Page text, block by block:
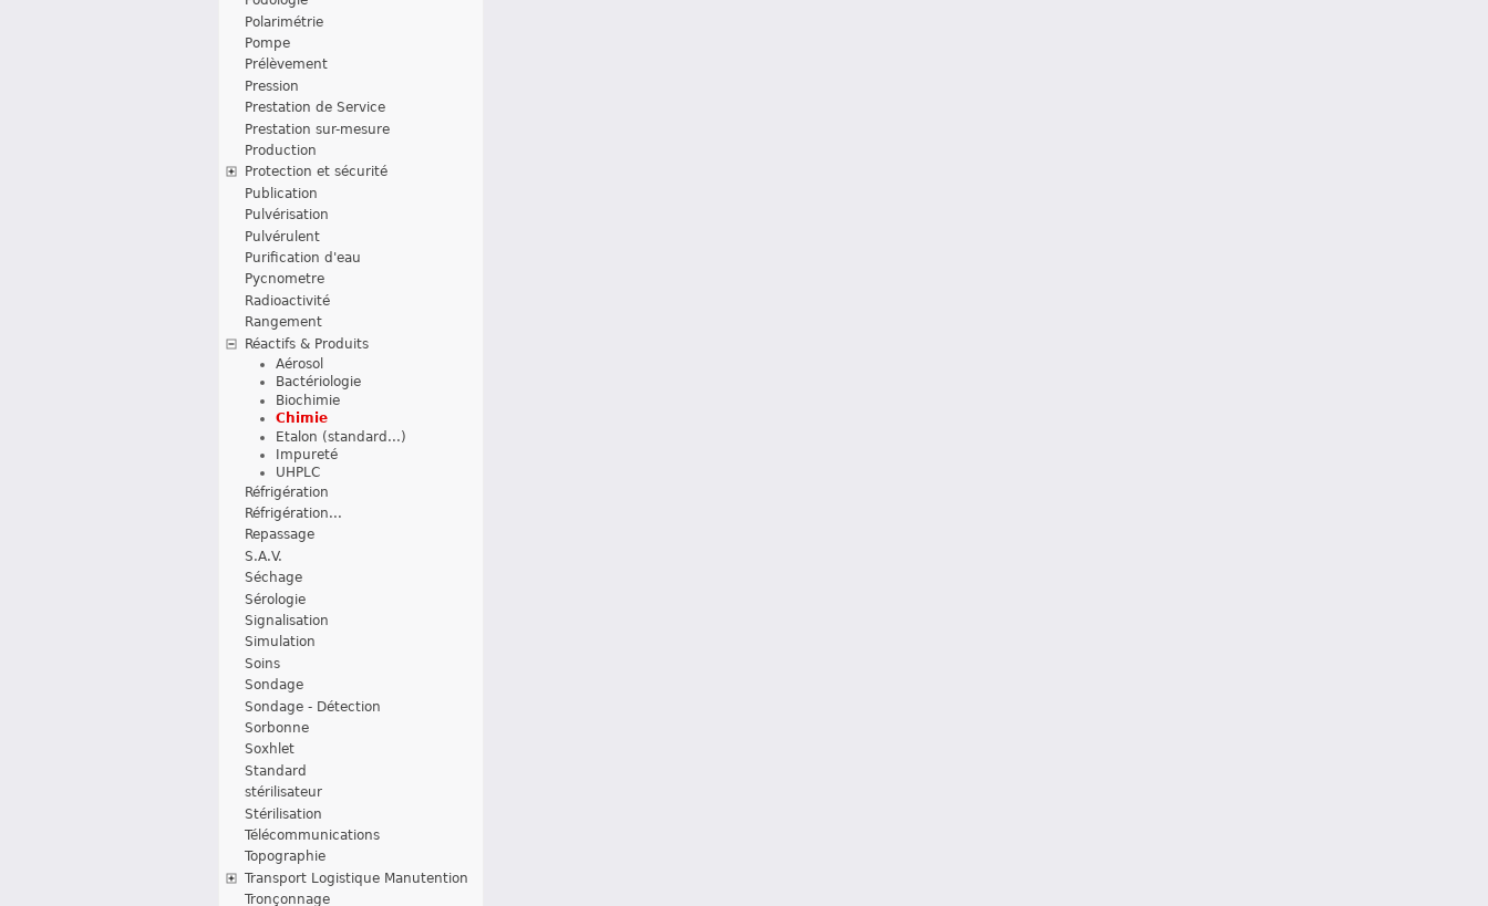
Polarimétrie
Pompe
Prélèvement
Pression
Prestation de Service
Prestation sur-mesure
Production
Protection et sécurité
Publication
Pulvérisation
Pulvérulent
Purification d'eau
Pycnometre
Radioactivité
Rangement
Réactifs & Produits
Aérosol
Bactériologie
Biochimie
Chimie
Etalon (standard...)
Impureté
UHPLC
Réfrigération
Réfrigération...
Repassage
S.A.V.
Séchage
Sérologie
Signalisation
Simulation
Soins
Sondage
Sondage - Détection
Sorbonne
Soxhlet
Standard
stérilisateur
Stérilisation
Télécommunications
Topographie
Transport Logistique Manutention
Tronçonnage